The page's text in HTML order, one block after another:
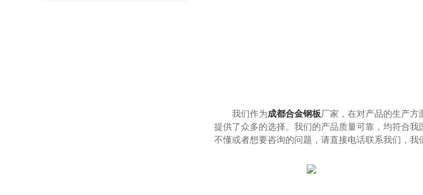
我们作为成都合金钢板厂家，在对产品的生产
提供了众多的选择。我们的产品质量可靠，均符合
不懂或者想要咨询的问题，请直接电话联系我们，我